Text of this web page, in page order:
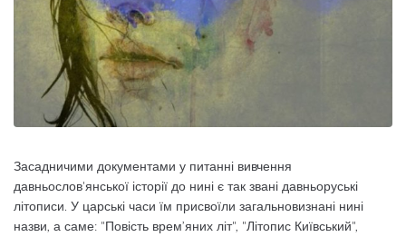
Засадничими документами у питанні вивчення
давньослов'янської історії до нині є так звані давньоруські
літописи. У царські часи їм присвоїли загальновизнані нині
назви, а саме: "Повість врем’яних літ", "Літопис Київський",